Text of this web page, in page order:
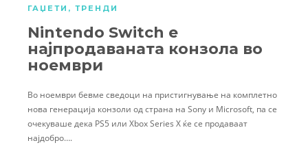
ГАЏЕТИ , ТРЕНДИ
Nintendo Switch е
најпродаваната конзола во
ноември
Во ноември бевме сведоци на пристигнување на комплетно
нова генерација конзоли од страна на Sony и Microsoft, па се
очекуваше дека PS5 или Xbox Series X ќе се продаваат
најдобро….